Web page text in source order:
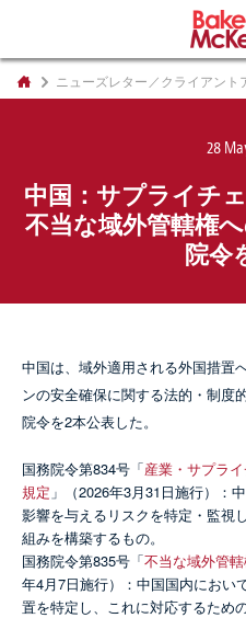
ニューズレター／クライアント
28
中国：サプライチ
不当な域外管轄権
院令
中国は、域外適用される外国措置
ンの安全確保に関する法的・制度
院令を2本公表した。
国務院令第834号「産業・サプラ
規定 」（2026年3月31日施行）：
影響を与えるリスクを特定・監視
組みを構築するもの。
国務院令第835号「不当な域外管
年4月7日施行）：中国国内におい
置を特定し、これに対応するため